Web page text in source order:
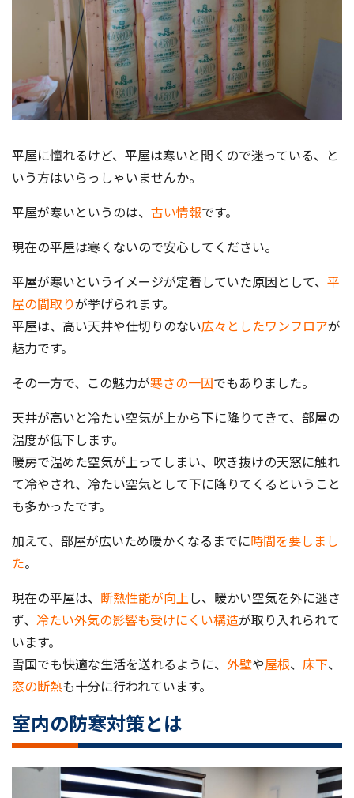
平屋に憧れるけど、平屋は寒いと聞くので迷っている、と
いう方はいらっしゃいませんか。
平屋が寒いというのは、 古い情報です。
現在の平屋は寒くないので安心してください。
平屋が寒いというイメージが定着していた原因として、 平
屋の間取りが挙げられます。
平屋は、高い天井や仕切りのない広々としたワンフロアが
魅力です。
その一方で、この魅力が寒さの一因でもありました。
天井が高いと冷たい空気が上から下に降りてきて、部屋の
温度が低下します。
暖房で温めた空気が上ってしまい、吹き抜けの天窓に触れ
て冷やされ、冷たい空気として下に降りてくるということ
も多かったです。
加えて、部屋が広いため暖かくなるまでに時間を要しまし
た。
現在の平屋は、 断熱性能が向上 し、暖かい空気を外に逃さ
ず、 冷たい外気の影響も受けにくい構造が取り入れられて
います。
雪国でも快適な生活を送れるように、 外壁や屋根、 床下、
窓の断熱も十分に行われています。
室内の防寒対策とは